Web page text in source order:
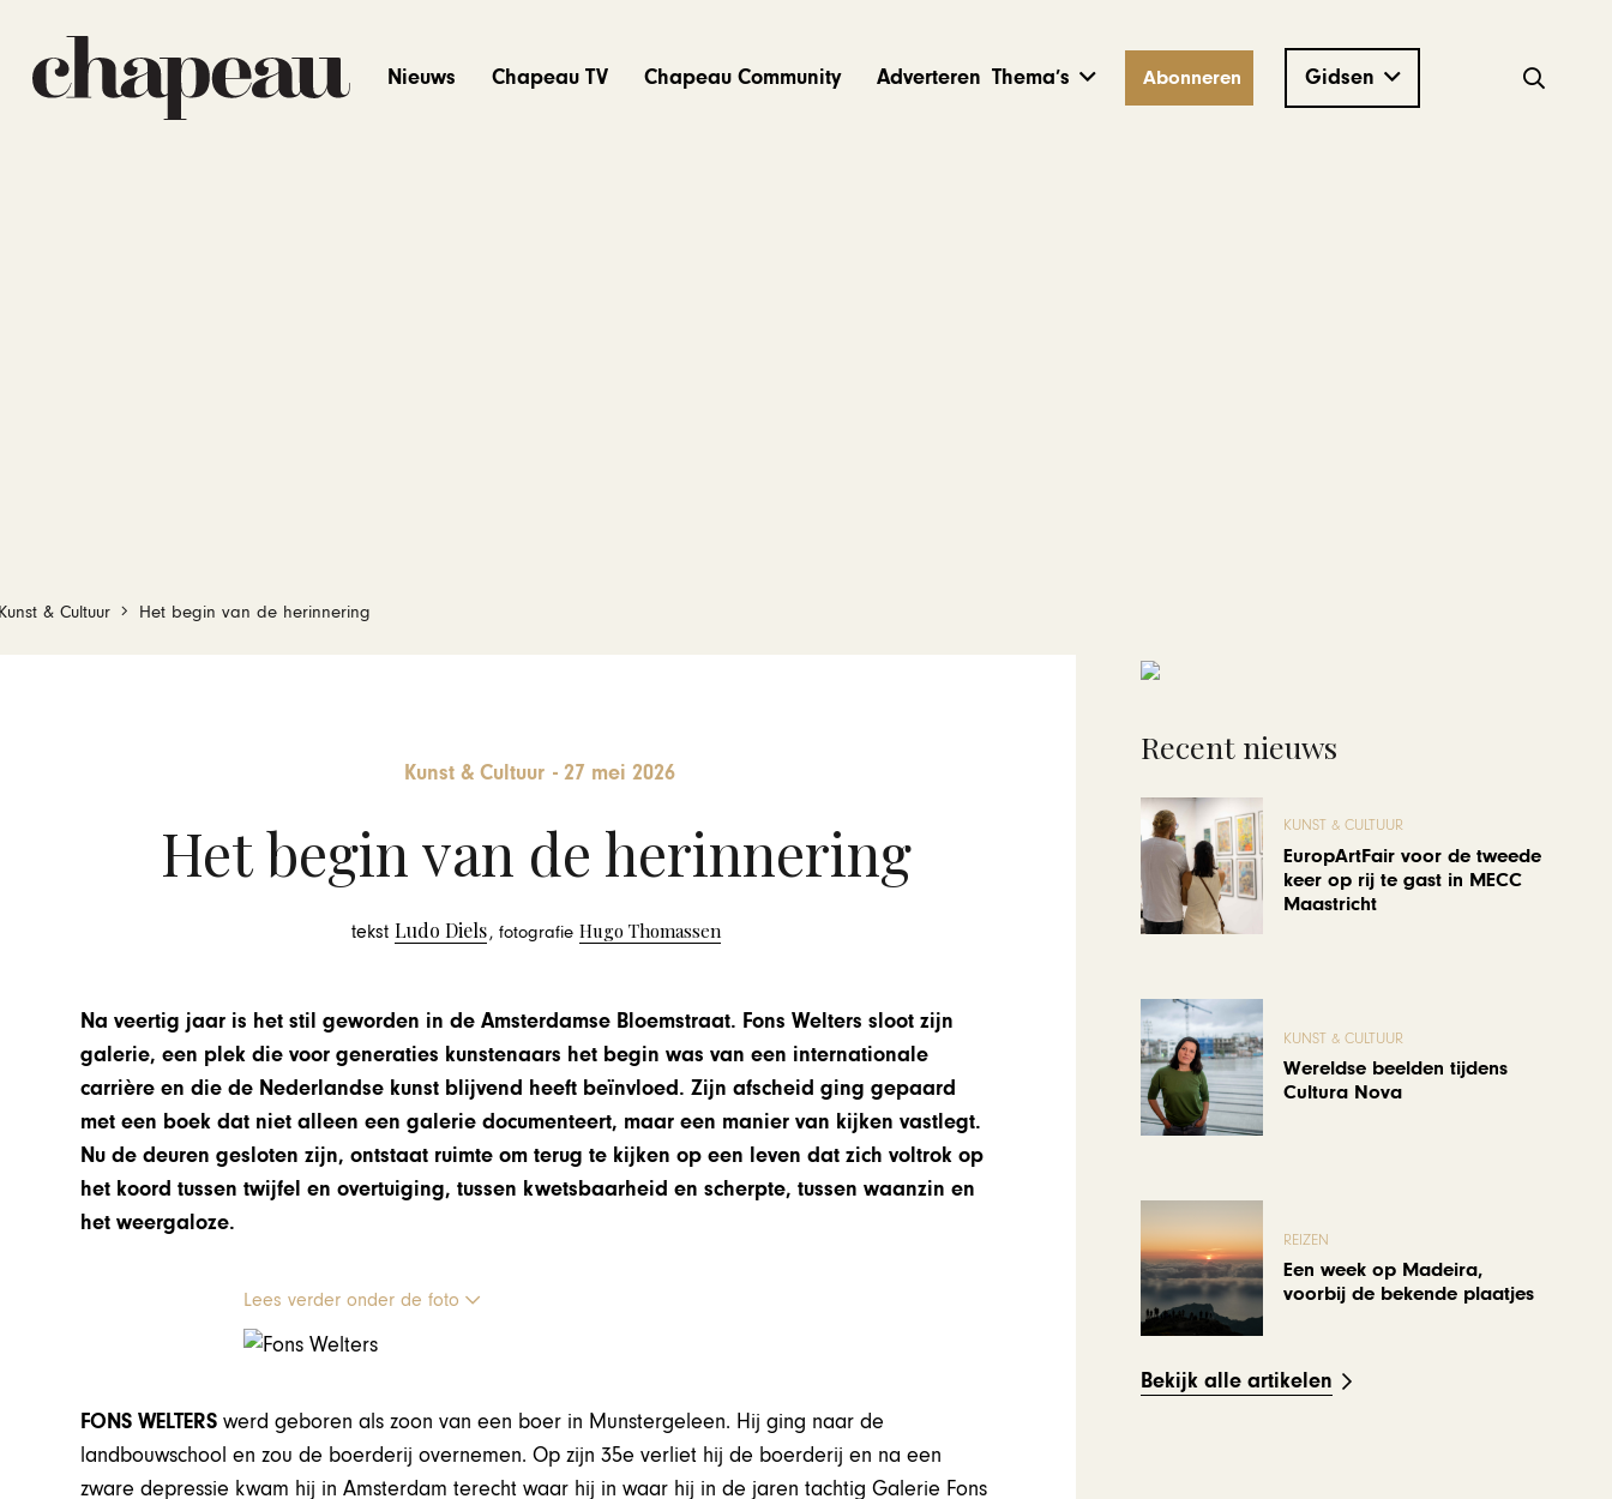
Nieuws Chapeau TV Chapeau Community Adverteren Thema’s Abonneren Gidsen
& Cultuur Het begin van de herinnering
Kunst & Cultuur - 27 mei 2026
Het begin van de herinnering
tekstLudo Diels, fotografieHugo Thomassen
Na veertig jaar is het stil geworden in de Amsterdamse Bloemstraat. Fons Welters sloot zijn
galerie, een plek die voor generaties kunstenaars het begin was van een internationale
carrière en die de Nederlandse kunst blijvend heeft beïnvloed. Zijn afscheid ging gepaard
met een boek dat niet alleen een galerie documenteert, maar een manier van kijken vastlegt.
Nu de deuren gesloten zijn, ontstaat ruimte om terug te kijken op een leven dat zich voltrok op
het koord tussen twijfel en overtuiging, tussen kwetsbaarheid en scherpte, tussen waanzin en
het weergaloze.
Lees verder onder de foto
FONS WELTERSwerd geboren als zoon van een boer in Munstergeleen. Hij ging naar de
landbouwschool en zou de boerderij overnemen. Op zijn 35e verliet hij de boerderij en na een
zware depressie kwam hij in Amsterdam terecht waar hij in waar hij in de jaren tachtig Galerie Fons
Recent nieuws
KUNST & CULTUUR
EuropArtFair voor de tweede
keer op rij te gast in MECC
Maastricht
KUNST & CULTUUR
Wereldse beelden tijdens
Cultura Nova
REIZEN
Een week op Madeira,
voorbij de bekende plaatjes
Bekijk alle artikelen